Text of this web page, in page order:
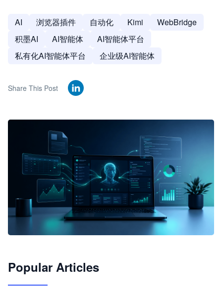
AI 浏览器插件 自动化 Kimi
WebBridge
积墨AI
AI智能体
AI智能体平台
私有化AI智能体平台
企业级AI智能体
Share This Post
JimoClaw 桌面 AI Agent 工作台
Popular Articles